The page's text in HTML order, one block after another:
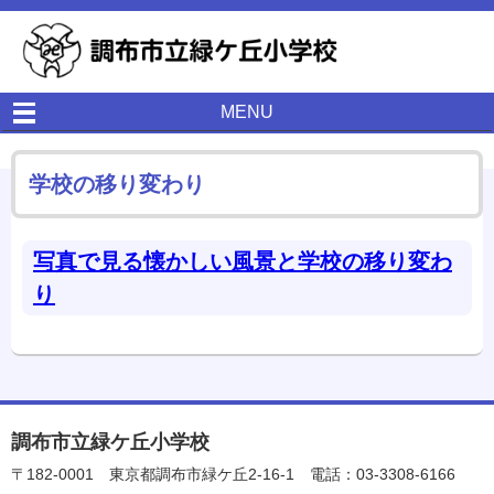
MENU
学校の移り変わり
写真で見る懐かしい風景と学校の移り変わ
り
調布市立緑ケ丘小学校
〒182-0001 東京都調布市緑ケ丘2-16-1 電話：03-3308-6166